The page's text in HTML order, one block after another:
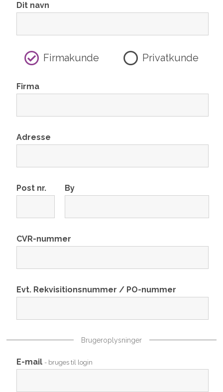
Dit navn
Firmakunde Privatkunde
Firma
Adresse
Post nr. By
CVR-nummer
Evt. Rekvisitionsnummer / PO-nummer
Brugeroplysninger
E-mail - bruges til login